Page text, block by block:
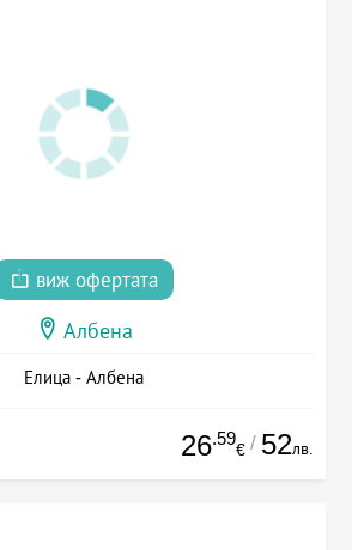
виж офертата
Албена
Елица - Албена
26.59
€ / 52лв.